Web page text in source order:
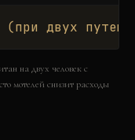
двух
на двух человек с
мотелей снизит расходы